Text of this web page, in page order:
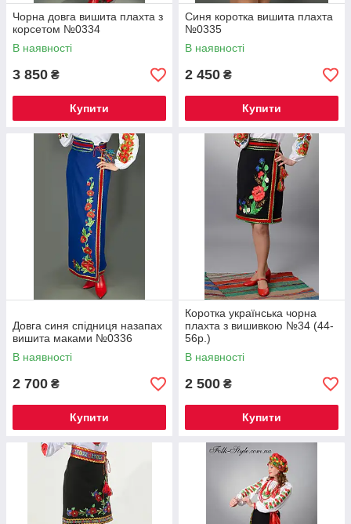
Чорна довга вишита плахта з
корсетом №0334
В наявності
3 850 ₴
Купити
Синя коротка вишита плахта
№0335
В наявності
2 450 ₴
Купити
Довга синя спідниця назапах
вишита маками №0336
В наявності
2 700 ₴
Купити
Коротка українська чорна
плахта з вишивкою №34 (44-
56р.)
В наявності
2 500 ₴
Купити